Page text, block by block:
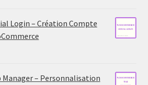
Login – Création Compte
Manager – Personnalisation